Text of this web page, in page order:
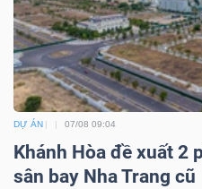
DỰ ÁN 07/08 09:04
Khánh Hòa đề xuất 2
sân bay Nha Trang cũ
Đào
tạo
Sách